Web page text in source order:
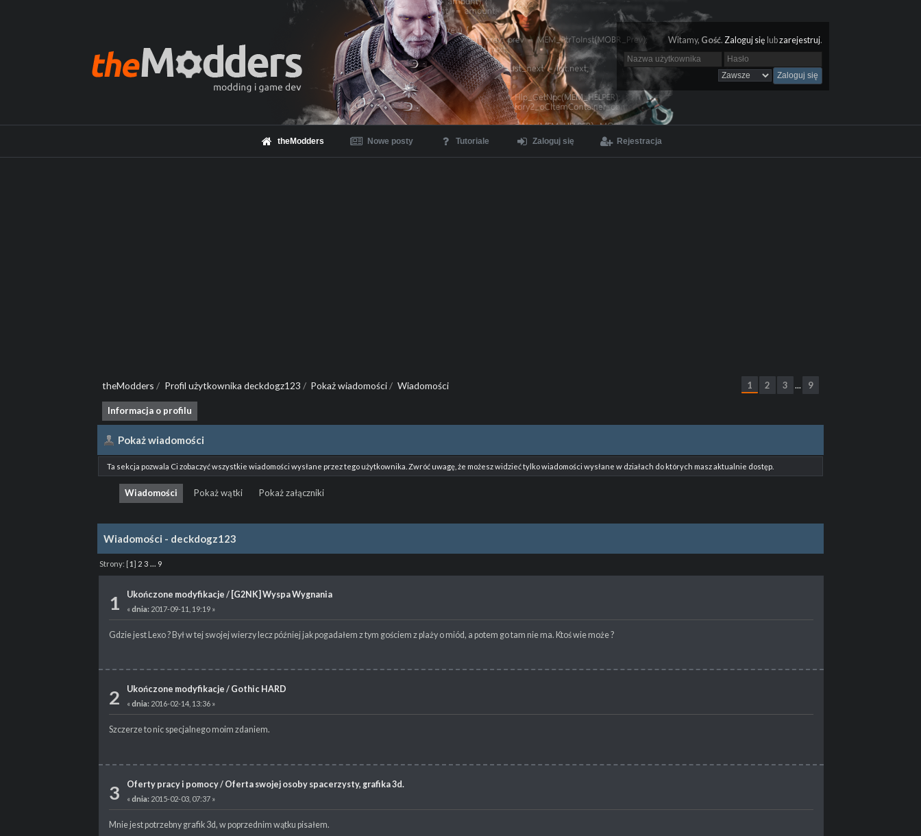
Witamy, Gość. Zaloguj się lubzarejestruj.
theModders Nowe posty Tutoriale Zaloguj się Rejestracja
theModders / Profil użytkownika deckdogz123 / Pokaż wiadomości/ Wiadomości 1 2 3 ... 9
Informacja o profilu
Pokaż wiadomości
Ta sekcja pozwala Ci zobaczyć wszystkie wiadomości wysłane przez tego użytkownika. Zwróć uwagę, że możesz widzieć tylko wiadomości wysłane w działach do których masz aktualnie dostęp.
Wiadomości Pokaż wątki Pokaż załączniki
Wiadomości - deckdogz123
Strony: [1] 2 3 9
1 Ukończone modyfikacje / [G2NK] Wyspa Wygnania
«dnia: 2017-09-11, 19:19 »
Gdzie jest Lexo ? Był w tej swojej wierzy lecz później jak pogadałem z tym gościem z plaży o miód, a potem go tam nie ma. Ktoś wie może ?
2 Ukończone modyfikacje / Gothic HARD
«dnia: 2016-02-14, 13:36 »
Szczerze to nic specjalnego moim zdaniem.
3 Oferty pracy i pomocy/ Oferta swojej osoby spacerzysty, grafika 3d.
«dnia: 2015-02-03, 07:37 »
Mnie jest potrzebny grafik 3d, w poprzednim wątku pisałem.